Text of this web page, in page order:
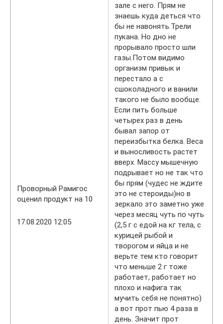
Проворный Рамигос
оценил продукт на 10
17.08.2020 12:05
зале с него. Прям не
знаешь куда деться что
бы не навонять.Трели
пукана. Но дно не
прорывало просто шли
газы.Потом видимо
организм привык и
перестало а с
сшоколадного и ванили
такого не было вообще.
Если пить больше
четырех раз в день
бывал запор от
переизбытка белка. Веса
и выносливость растет
вверх. Массу мышечную
подрывает но не так что
бы прям (чудес не ждите
это не стероиды)но в
зеркало это заметно уже
через месяц чуть по чуть
(2,5 г с едой на кг тела, с
курицей рыбой и
творогом и яйца и не
верьте тем кто говорит
что меньше 2 г тоже
работает, работает но
плохо и нафига так
мучить себя не понятно)
а вот прот пью 4 раза в
день. Значит прот